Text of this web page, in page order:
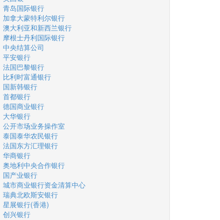
青岛国际银行
加拿大蒙特利尔银行
澳大利亚和新西兰银行
摩根士丹利国际银行
中央结算公司
平安银行
法国巴黎银行
比利时富通银行
国新韩银行
首都银行
德国商业银行
大华银行
公开市场业务操作室
泰国泰华农民银行
法国东方汇理银行
华商银行
奥地利中央合作银行
国产业银行
城市商业银行资金清算中心
瑞典北欧斯安银行
星展银行(香港)
创兴银行